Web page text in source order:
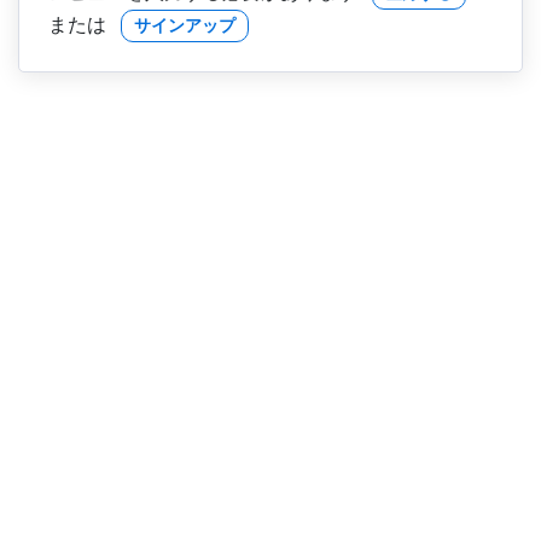
または サインアップ